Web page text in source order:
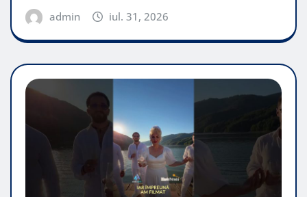
admin iul. 31, 2026